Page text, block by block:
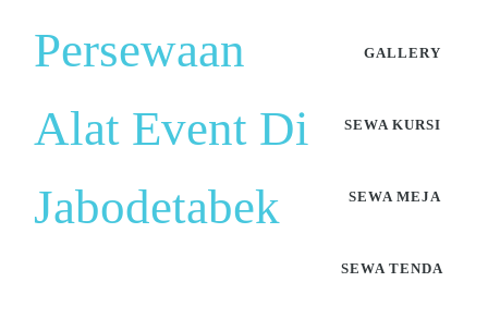
Persewaan
Alat Event Di
Jabodetabek
GALLERY
SEWA KURSI
SEWA MEJA
SEWA TENDA